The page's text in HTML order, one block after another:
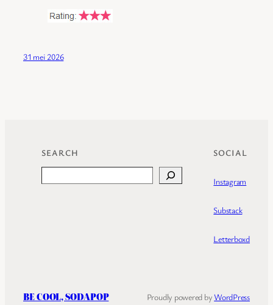
31 mei 2026
SEARCH SOCIAL
Instagram
Substack
Letterboxd
BE COOL, SODAPOP Proudly powered byWordPress